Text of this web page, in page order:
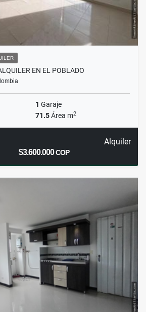
EN EL POBLADO
1 Garaje
71.5Área m2
Alquiler
$3.600.000COP